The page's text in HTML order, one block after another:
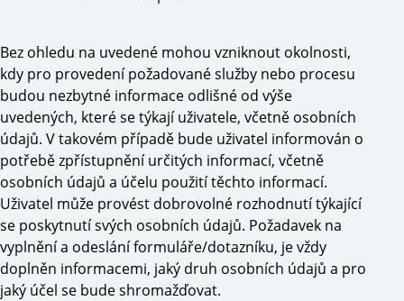
Bez ohledu na uvedené mohou vzniknout okolnosti,
kdy pro provedení požadované služby nebo procesu
budou nezbytné informace odlišné od výše
uvedených, které se týkají uživatele, včetně osobních
údajů. V takovém případě bude uživatel informován o
potřebě zpřístupnění určitých informací, včetně
osobních údajů a účelu použití těchto informací.
Uživatel může provést dobrovolné rozhodnutí týkající
se poskytnutí svých osobních údajů. Požadavek na
vyplnění a odeslání formuláře/dotazníku, je vždy
doplněn informacemi, jaký druh osobních údajů a pro
jaký účel se bude shromažďovat.